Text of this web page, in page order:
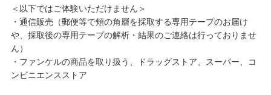
＜以下ではご体験いただけません＞
・通信販売（郵便等で頬の角層を採取する専用テープのお届け
や、採取後の専用テープの解析・結果のご連絡は行っておりませ
ん）
・ファンケルの商品を取り扱う、ドラッグストア、スーパー、コ
ンビニエンスストア